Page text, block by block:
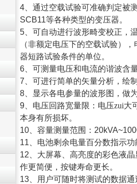
4 、通过空载试验可准确判定被
SCB11等各种类型的变压器。
5 、可自动进行波形畸变校正
（非额定电压下的空载试验）
器短路试验条件的单位。
6 、可测量电压和电流的谐波含
7 、可进行简单的矢量分析，绘
8 、显示各电参量的波形图，做
9 、电压回路宽量限：电压zui大
本身有所损坏。
10 、容量测量范围：
11 、电池剩余电量百分数指示
12 、大屏幕、高亮度的彩色液
作更简便，按键寿命更长。
13 、用户可随时将测试的数据